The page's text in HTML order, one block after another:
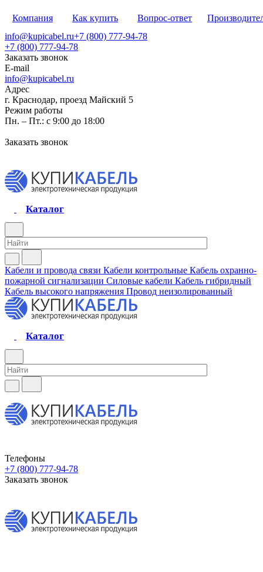
Компания Как купить Вопрос-ответ
info@kupicabel.ru+7 (800) 777-94-78
+7 (800) 777-94-78
Заказать звонок
E-mail
info@kupicabel.ru
Адрес
г. Краснодар, проезд Майский 5
Режим работы
Пн. – Пт.: с 9:00 до 18:00
Заказать звонок
Каталог
Кабели и провода связи Кабели контрольные Кабель охранно-
пожарной сигнализации Силовые кабели Кабель гибридный
Кабель высокого напряжения Провод неизолированный
Каталог
Телефоны
+7 (800) 777-94-78
Заказать звонок